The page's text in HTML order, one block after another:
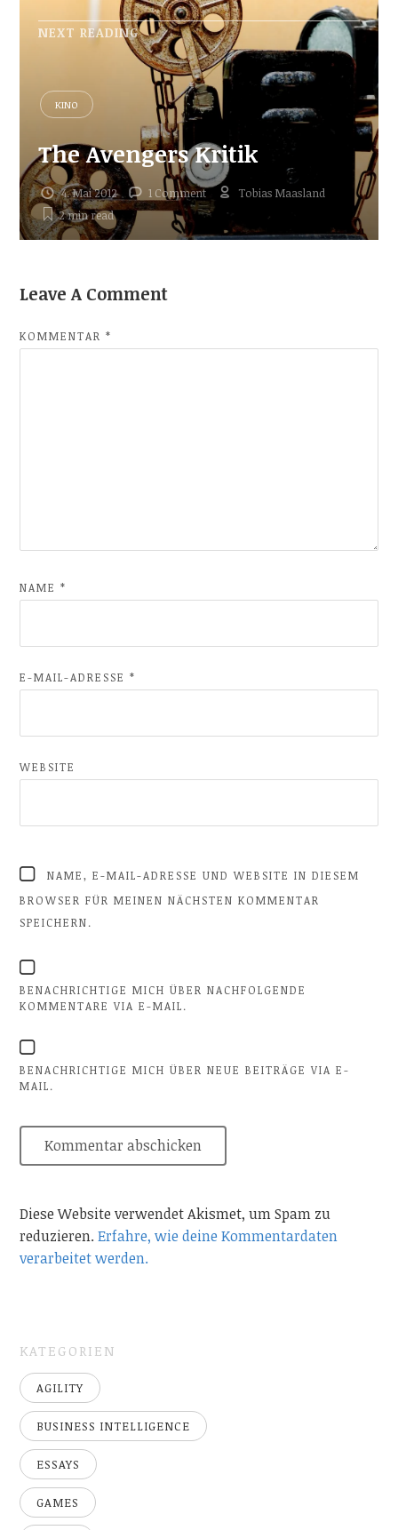
NEXT READING
KINO
The Avengers Kritik
4. Mai 2012 1 Comment
Tobias Maasland
2 minread
Leave A Comment
KOMMENTAR*
NAME*
E-MAIL-ADRESSE*
WEBSITE
NAME, E-MAIL-ADRESSE UND WEBSITE IN DIESEM
BROWSER FÜR MEINEN NÄCHSTEN KOMMENTAR
SPEICHERN.
BENACHRICHTIGE MICH ÜBER NACHFOLGENDE
KOMMENTARE VIA E-MAIL.
BENACHRICHTIGE MICH ÜBER NEUE BEITRÄGE VIA E-
MAIL.
Diese Website verwendet Akismet, um Spam zu
reduzieren.Erfahre, wie deine Kommentardaten
verarbeitet werden.
KATEGORIEN
AGILITY
BUSINESS INTELLIGENCE
ESSAYS
GAMES